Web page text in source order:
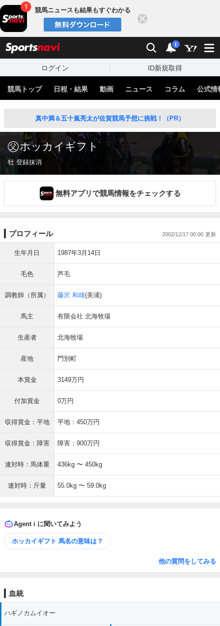
競馬ニュースも結果もすぐわかる
検索 通知
i
ログイン ID新規取得
競馬トップ 日程・結果 動画 ニュース コラム 公式情
真中満＆五十嵐亮太が佐賀競馬予想に挑戦！（PR）
ホッカイギフト
牡 登録抹消
無料アプリで競馬情報をチェックする
プロフィール 2002/12/17 00:00
生年月日 1987年3月14日
毛色 芦毛
調教師（所属） 藤沢 和雄(美浦)
馬主 有限会社 北海牧場
生産者 北海牧場
産地 門別町
本賞金 3149万円
付加賞金 0万円
収得賞金：平地 平地：450万円
収得賞金：障害 障害：900万円
連対時：馬体重 436kg 〜 450kg
連対時：斤量 55.0kg 〜 59.0kg
Agent i に聞いてみよう
ホッカイギフト 馬名の意味は？
他の質問をしてみる
血統
ハギノカムイオー